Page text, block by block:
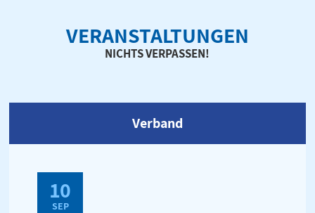
VERANSTALTUNGEN
NICHTS VERPASSEN!
Verband
10
SEP